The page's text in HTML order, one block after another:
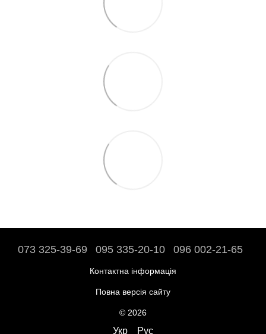
073 325-39-69 095 335-20-10 096 002-21-65
Контактна інформація
Повна версія сайту
© 2026
Укр Рус